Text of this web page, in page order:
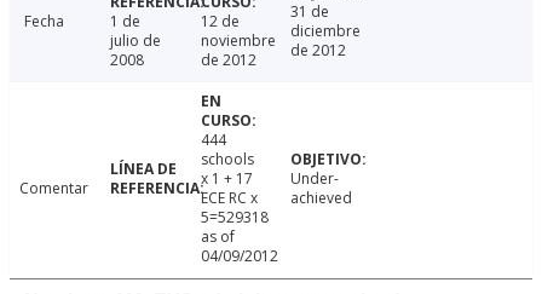
Fecha
1 de
julio de
2008
12 de
noviembre
de 2012
31 de
diciembre
de 2012
Comentar
444
schools
x 1 + 17
ECE RC x
5=529318
as of
04/09/2012
Under-
achieved